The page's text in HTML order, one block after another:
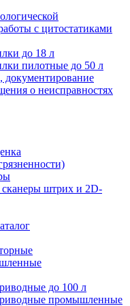
с цитостатиками
до 18 л
пилотные до 50 л
документирование
о неисправностях
штрих и 2D-
до 100 л
промышленные